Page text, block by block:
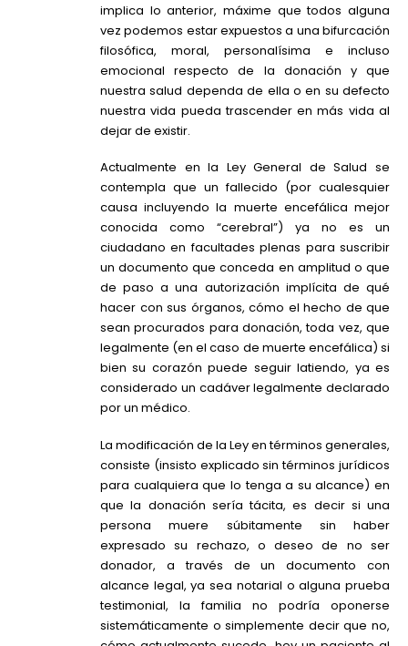
implica lo anterior, máxime que todos alguna
vez podemos estar expuestos a una bifurcación
filosófica, moral, personalísima e incluso
emocional respecto de la donación y que
nuestra salud dependa de ella o en su defecto
nuestra vida pueda trascender en más vida al
dejar de existir.
Actualmente en la Ley General de Salud se
contempla que un fallecido (por cualesquier
causa incluyendo la muerte encefálica mejor
conocida como “cerebral”) ya no es un
ciudadano en facultades plenas para suscribir
un documento que conceda en amplitud o que
de paso a una autorización implícita de qué
hacer con sus órganos, cómo el hecho de que
sean procurados para donación, toda vez, que
legalmente (en el caso de muerte encefálica) si
bien su corazón puede seguir latiendo, ya es
considerado un cadáver legalmente declarado
por un médico.
La modificación de la Ley en términos generales,
consiste (insisto explicado sin términos jurídicos
para cualquiera que lo tenga a su alcance) en
que la donación sería tácita, es decir si una
persona muere súbitamente sin haber
expresado su rechazo, o deseo de no ser
donador, a través de un documento con
alcance legal, ya sea notarial o alguna prueba
testimonial, la familia no podría oponerse
sistemáticamente o simplemente decir que no,